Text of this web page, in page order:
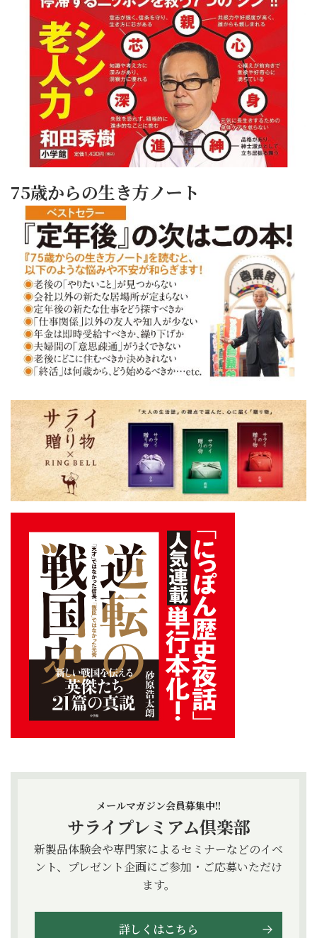
75歳からの生き方ノート
メールマガジン会員募集中!!
サライプレミアム倶楽部
新製品体験会や専門家によるセミナーなどのイベ
ント、プレゼント企画にご参加・ご応募いただけ
ます。
詳しくはこちら